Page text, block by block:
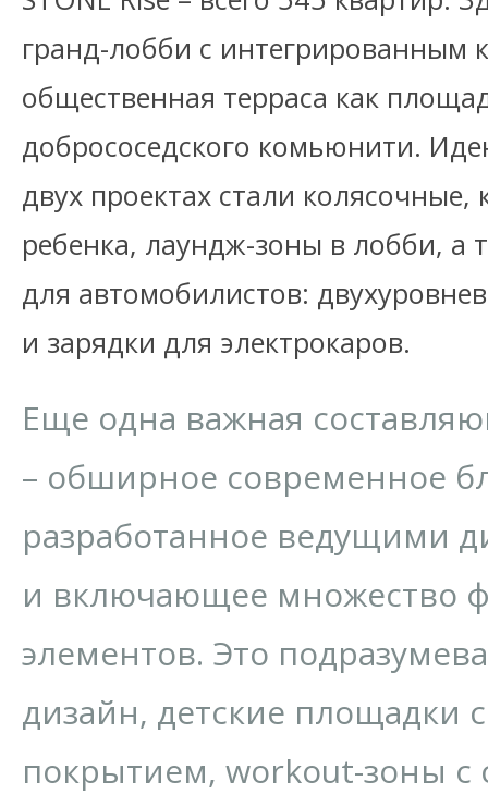
гранд-лобби с интегрированным
общественная терраса как
добрососедского комьюнити.
двух проектах стали
ребенка, лаундж-зоны в лобби, а
для автомобилистов:
и зарядки для электрокаров.
Еще одна важная
– обширное современное
разработанное ведущими
и включающее множество
элементов. Это
дизайн, детские площадки
покрытием, workout-зоны